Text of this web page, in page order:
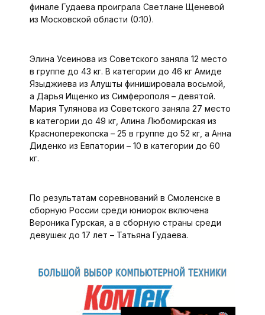
финале Гудаева проиграла Светлане Щеневой
из Московской области (0:10).
Элина Усеинова из Советского заняла 12 место
в группе до 43 кг. В категории до 46 кг Амиде
Языджиева из Алушты финишировала восьмой,
а Дарья Ищенко из Симферополя – девятой.
Мария Тулянова из Советского заняла 27 место
в категории до 49 кг, Алина Любомирская из
Красноперекопска – 25 в группе до 52 кг, а Анна
Диденко из Евпатории – 10 в категории до 60
кг.
По результатам соревнований в Смоленске в
сборную России среди юниорок включена
Вероника Гурская, а в сборную страны среди
девушек до 17 лет – Татьяна Гудаева.